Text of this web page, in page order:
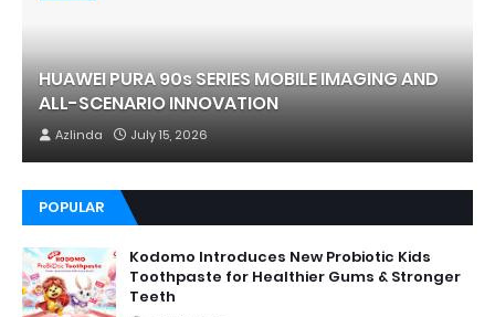
HUAWEI PURA 90s SERIES MOBILE IMAGING AND
ALL-SCENARIO INNOVATION
Azlinda July 15, 2026
POPULAR
Kodomo Introduces New Probiotic Kids
Toothpaste for Healthier Gums & Stronger
Teeth